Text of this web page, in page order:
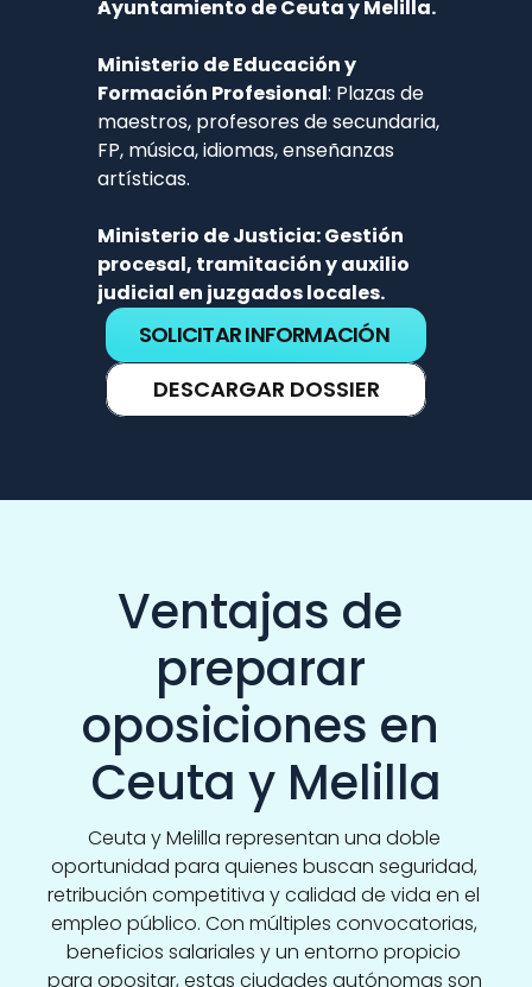
Ayuntamiento de Ceuta y Melilla.
Ministerio de Educación y
Formación Profesional: Plazas de
maestros, profesores de secundaria,
FP, música, idiomas, enseñanzas
artísticas.
Ministerio de Justicia: Gestión
procesal, tramitación y auxilio
judicial en juzgados locales.
SOLICITAR INFORMACIÓN
DESCARGAR DOSSIER
Ventajas de
preparar
oposiciones en
Ceuta y Melilla
Ceuta y Melilla representan una doble
oportunidad para quienes buscan seguridad,
retribución competitiva y calidad de vida en el
empleo público. Con múltiples convocatorias,
beneficios salariales y un entorno propicio
para opositar, estas ciudades autónomas son